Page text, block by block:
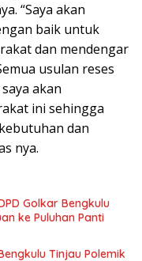
“Saya akan
baik untuk
dan mendengar
usulan reses
akan
ini sehingga
dan
nya.
Golkar Bengkulu
ke Puluhan Panti
Tinjau Polemik